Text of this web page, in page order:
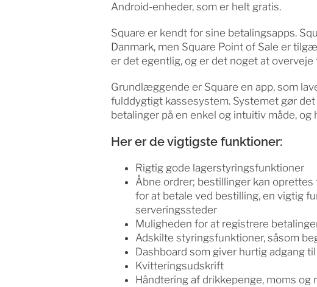
Android-enheder, som er helt gratis.
Square er kendt for sine betalingsapps.
Danmark, men Square Point of Sale er
er det egentlig, og er det noget at
Grundlæggende er Square en app, som
fulddygtigt kassesystem. Systemet gør
betalinger på en enkel og intuitiv måde,
Her er de vigtigste funktioner:
Rigtig gode lagerstyringsfunktioner
Åbne ordrer; bestillinger kan
for at betale ved bestilling, en vigtig
serveringssteder
Muligheden for at registrere
Adskilte styringsfunktioner, såsom
Dashboard som giver hurtig adgang
Kvitteringsudskrift
Håndtering af drikkepenge, moms og